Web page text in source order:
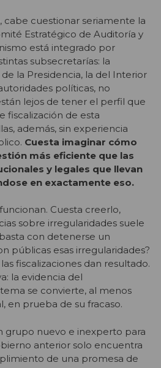
cabe cuestionar seriamente la
Estratégico de Auditoría y
está integrado por
subsecretarías: la
la Presidencia, la del Interior
políticas, no
lejos de tener el perfil que
fiscalización de esta
además, sin experiencia
Cuesta imaginar cómo
más eficiente que las
y legales que llevan
en exactamente eso.
Cuesta creerlo,
sobre irregularidades suele
con detenerse un
públicas esas irregularidades?
fiscalizaciones dan resultado.
la evidencia del
se convierte, al menos
en prueba de su fracaso.
grupo nuevo e inexperto para
anterior solo encuentra
de una promesa de